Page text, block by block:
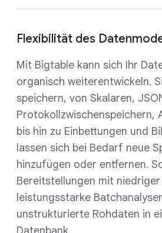
Flexibilität des
Mit Bigtable kann sich Ihr
organisch weiterentwickeln.
speichern, von Skalaren,
Protokollzwischenspeichern,
bis hin zu Einbettungen und
lassen sich bei Bedarf neue
hinzufügen oder entfernen.
Bereitstellungen mit
leistungsstarke
unstrukturierte Rohdaten in